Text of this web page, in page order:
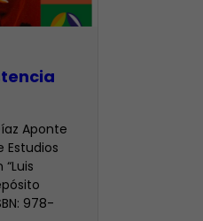
Aponte
Estudios
978-